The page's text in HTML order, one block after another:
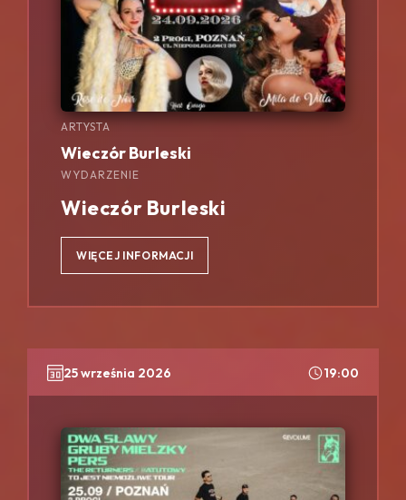
ARTYSTA
Wieczór Burleski
WYDARZENIE
Wieczór Burleski
WIĘCEJ INFORMACJI
25 września 2026 19:00